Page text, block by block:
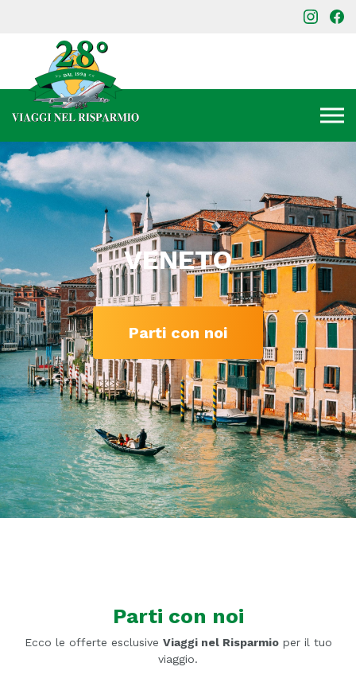
VENETO
Parti con noi
Parti con noi
Ecco le offerte esclusive Viaggi nel Risparmioper il tuo
viaggio.